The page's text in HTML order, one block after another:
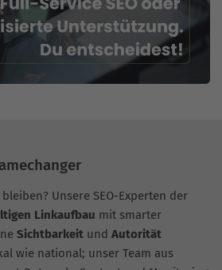
Unsere SEO-Experten der
Linkaufbau mit smarter
Sichtbarkeit und Autorität
wie national; unser Team aus